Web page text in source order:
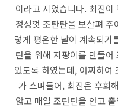
이라고 지었습니다. 최진
정성껏 조탄탄을 보살펴
렇게 평온한 날이 계속되기
탄을 위해 지팡이를 만들
있도록 하였는데, 어찌하여
가 스며들어, 최진은 후회
않고 매일 조탄탄을 안고